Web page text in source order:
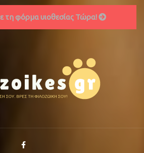
τη φόρμα υιοθεσίας Τώρα!